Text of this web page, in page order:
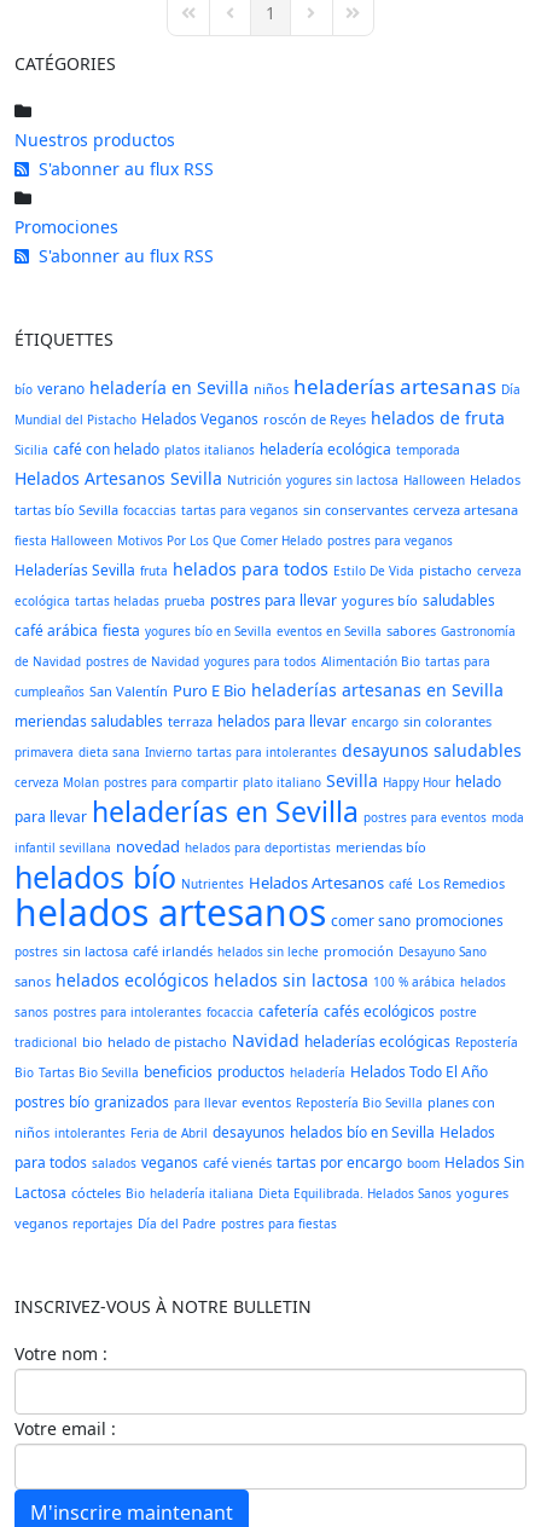
First PagePrevious Page
1 Next PageLast Page
CATÉGORIES
Nuestros productos
S'abonner au flux RSS
Promociones
S'abonner au flux RSS
ÉTIQUETTES
bío verano heladería en Sevilla niños heladerías artesanas Día
Mundial del Pistacho Helados Veganos roscón de Reyes helados de fruta
Sicilia café con helado platos italianos heladería ecológica temporada
Helados Artesanos Sevilla Nutrición yogures sin lactosa Halloween Helados
tartas bío Sevilla focaccias tartas para veganos sin conservantes cerveza artesana
fiesta Halloween Motivos Por Los Que Comer Helado postres para veganos
Heladerías Sevilla fruta helados para todos Estilo De Vida pistacho cerveza
ecológica tartas heladas prueba postres para llevar yogures bío saludables
café arábica fiesta yogures bío en Sevilla eventos en Sevilla sabores Gastronomía
de Navidad postres de Navidad yogures para todos Alimentación Bio tartas para
cumpleaños San Valentín Puro E Bio heladerías artesanas en Sevilla
meriendas saludables terraza helados para llevar encargo sin colorantes
primavera dieta sana Invierno tartas para intolerantes desayunos saludables
cerveza Molan postres para compartir plato italiano Sevilla Happy Hour helado
para llevar heladerías en Sevilla postres para eventos moda
infantil sevillana novedad helados para deportistas meriendas bío
helados bío Nutrientes Helados Artesanos café Los Remedios
helados artesanos comer sano promociones
postres sin lactosa café irlandés helados sin leche promoción Desayuno Sano
sanos helados ecológicos helados sin lactosa 100 % arábica helados
sanos postres para intolerantes focaccia cafetería cafés ecológicos postre
tradicional bio helado de pistacho Navidad heladerías ecológicas Repostería
Bio Tartas Bio Sevilla beneficios productos heladería Helados Todo El Año
postres bío granizados para llevar eventos Repostería Bio Sevilla planes con
niños intolerantes Feria de Abril desayunos helados bío en Sevilla Helados
para todos salados veganos café vienés tartas por encargo boom Helados Sin
Lactosa cócteles Bio heladería italiana Dieta Equilibrada. Helados Sanos yogures
veganos reportajes Día del Padre postres para fiestas
INSCRIVEZ-VOUS À NOTRE BULLETIN
Votre nom :
Votre email :
M'inscrire maintenant